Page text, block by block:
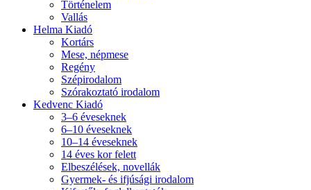
Történelem
Vallás
Helma Kiadó
Kortárs
Mese, népmese
Regény
Szépirodalom
Szórakoztató irodalom
Kedvenc Kiadó
3–6 éveseknek
6–10 éveseknek
10–14 éveseknek
14 éves kor felett
Elbeszélések, novellák
Gyermek- és ifjúsági irodalom